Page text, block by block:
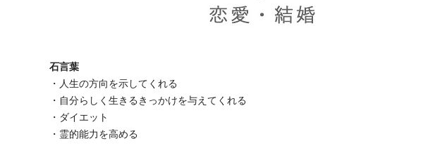
石言葉
・人生の方向を示してくれる
・自分らしく生きるきっかけを与えてくれる
・ダイエット
・霊的能力を高める